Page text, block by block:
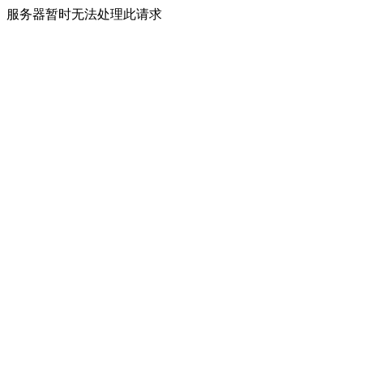
服务器暂时无法处理此请求